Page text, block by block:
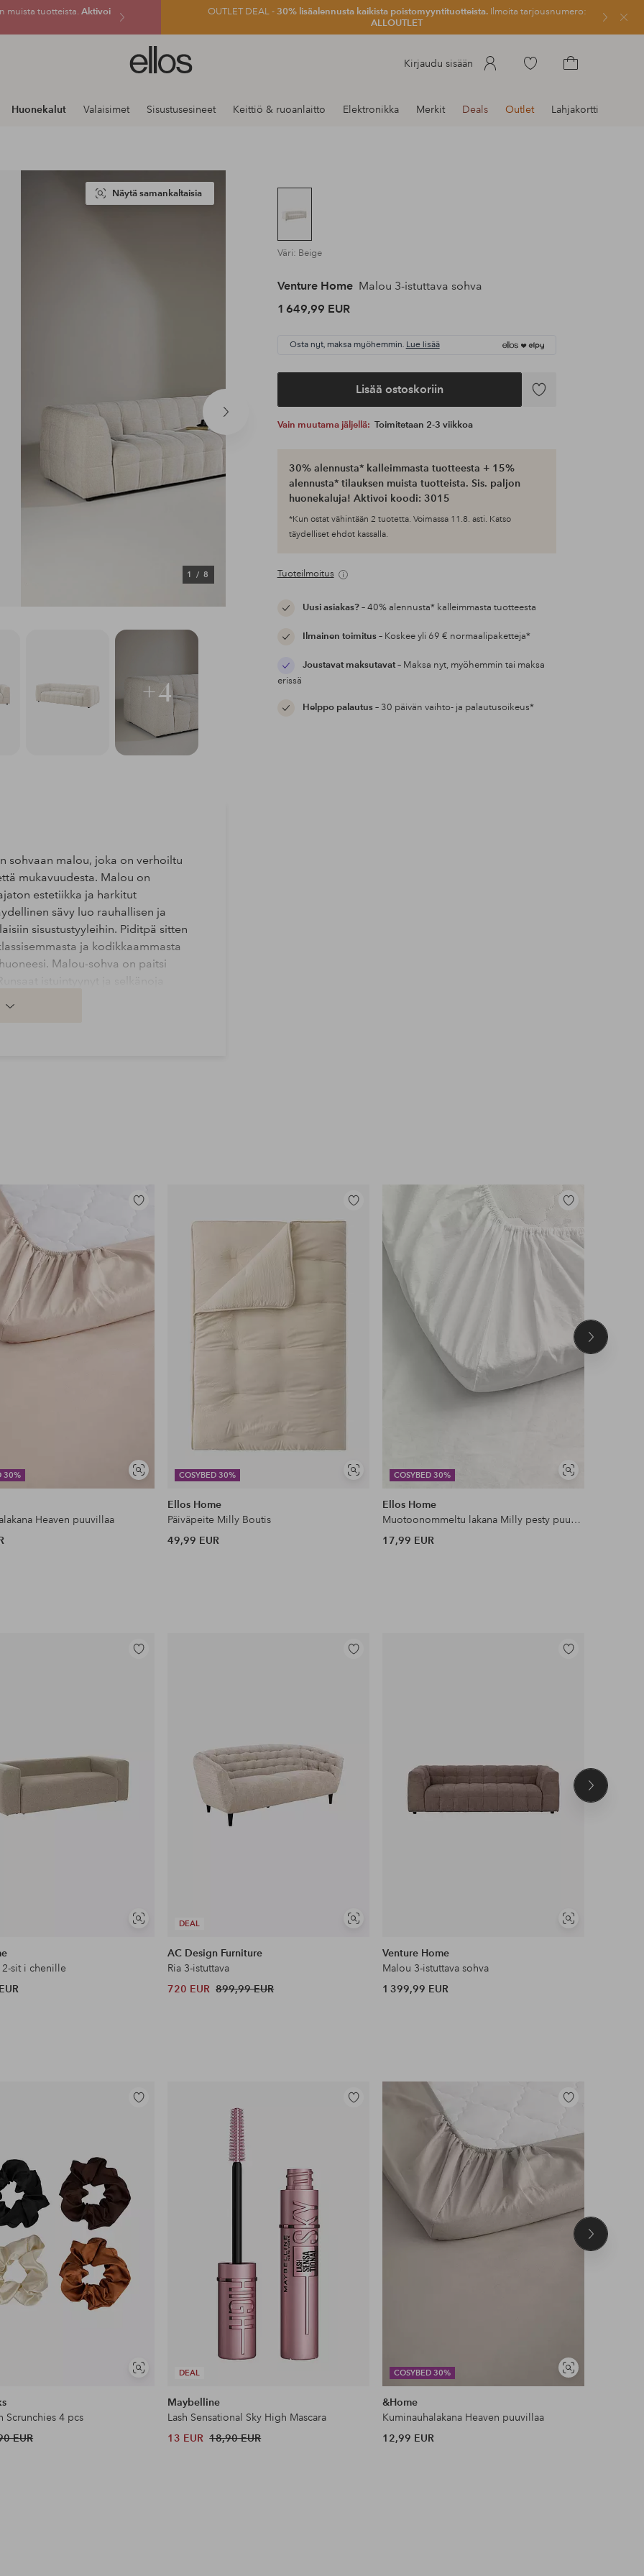
muista tuotteista. Aktivoi
OUTLET DEAL -30% lisäalennusta kaikista poistomyyntituotteista.Ilmoita tarjousnumero:
ALLOUTLET
Sulje
Ellos-
logo
siirry
Kirjaudu sisään
Siirry
Huonekalut Valaisimet Sisustusesineet Keittiö & ruoanlaitto Elektronikka Merkit Deals Outlet Lahjakortti
Seuraava
1/ 8
Näytä samankaltaisia
Väri: Beige
Venture Home Malou 3-istuttava sohva
1 649,99 EUR
Osta nyt, maksa myöhemmin. Lue lisää
Lisää ostoskoriin
Lisää
Vain muutama jäljellä: Toimitetaan 2-3 viikkoa
30% alennusta* kalleimmasta tuotteesta + 15%
alennusta* tilauksen muista tuotteista. Sis. paljon
huonekaluja! Aktivoi koodi: 3015
*Kun ostat vähintään 2 tuotetta. Voimassa 11.8. asti. Katso
täydelliset ehdot kassalla.
Tuoteilmoitus
Uusi asiakas?– 40% alennusta* kalleimmasta tuotteesta
Ilmainen toimitus– Koskee yli 69 € normaalipaketteja*
Joustavat maksutavat– Maksa nyt, myöhemmin tai maksa
erissä
Helppo palautus– 30 päivän vaihto- ja palautusoikeus*
+4
sohvaan malou, joka on verhoiltu
mukavuudesta. Malou on
estetiikka ja harkitut
sävy luo rauhallisen ja
sisustustyyleihin. Piditpä sitten
ja kodikkaammasta
Malou-sohva on paitsi
istuintyynyt ja selkänoja
sekä rentoutumiseen että
perheen kanssa tai rennosta
30%
Näytä
samankaltaisia
Lisää
Heaven puuvillaa
COSYBED 30%
Näytä
Lisää
suosikkeihin
Ellos Home
Päiväpeite Milly Boutis
49,99 EUR
COSYBED 30%
Näytä
Lisää
suosikkeihin
Ellos Home
Muotoonommeltu lakana Milly pesty puuvilla
17,99 EUR
Seuraava
Näytä
Lisää
2-sit i chenille
DEAL
Näytä
Lisää
AC Design Furniture
Ria 3-istuttava
720 EUR 899,99 EUR
Näytä
Lisää
Venture Home
Malou 3-istuttava sohva
1 399,99 EUR
Seuraava
Näytä
Lisää
Scrunchies 4 pcs
EUR
DEAL
Lisää
Maybelline
Lash Sensational Sky High Mascara
13 EUR 18,90 EUR
COSYBED 30%
Näytä
samankaltaisia
Lisää
&Home
Kuminauhalakana Heaven puuvillaa
12,99 EUR
Seuraava